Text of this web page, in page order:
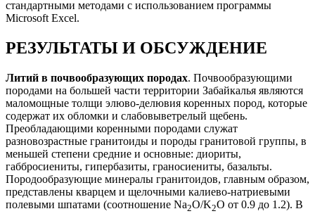
стандартными методами с использованием программы
Microsoft Excel.
РЕЗУЛЬТАТЫ И ОБСУЖДЕНИЕ
Литий в почвообразующих породах. Почвообразующими
породами на большей части территории Забайкалья являются
маломощные толщи элюво-делювия коренных пород, которые
содержат их обломки и слабовыветрелый щебень.
Преобладающими коренными породами служат
разновозрастные гранитоиды и породы гранитовой группы, в
меньшей степени средние и основные: диориты,
габбросиениты, гипербазиты, граносиениты, базальты.
Породообразующие минералы гранитоидов, главным образом,
представлены кварцем и щелочными калиево-натриевыми
полевыми шпатами (соотношение Na2O/K2O от 0.9 до 1.2). В